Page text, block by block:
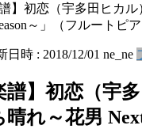
】初恋（宇多田ヒカ
～」（フルートピア
日時 : 2018/12/01 ne_ne
譜】初恋（宇
れ～花男